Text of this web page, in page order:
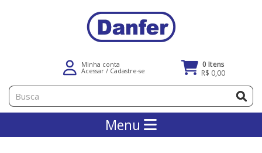
Minha conta
Acessar / Cadastre-se
0 Itens
R$ 0,00
Menu